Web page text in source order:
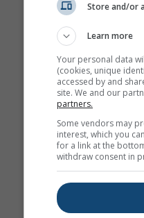
Store and/or
Learn more
Your personal data
(cookies, unique
accessed by and
site. We and our
partners.
Some vendors may
interest, which you
for a link at the
withdraw consent in